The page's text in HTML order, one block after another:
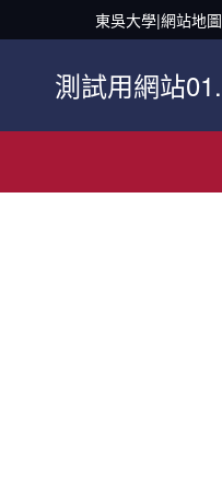
東吳大學|網站地圖
測試用網站01.